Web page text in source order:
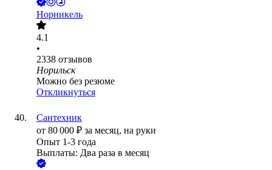
Норникель
4.1
•
2338 отзывов
Норильск
Можно без резюме
Откликнуться
Сантехник
от 80 000 ₽ за месяц, на руки
Опыт 1-3 года
Выплаты: Два раза в месяц